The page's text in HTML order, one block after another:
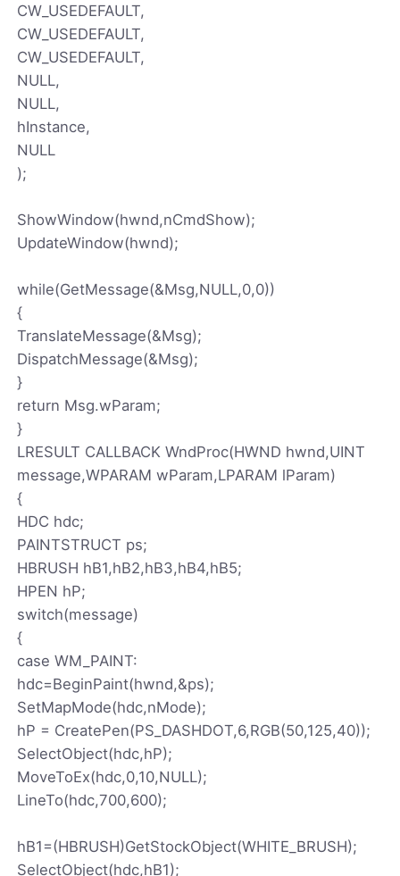
CW_USEDEFAULT,
CW_USEDEFAULT,
CW_USEDEFAULT,
NULL,
NULL,
hInstance,
NULL
);
ShowWindow(hwnd,nCmdShow);
UpdateWindow(hwnd);
while(GetMessage(&Msg,NULL,0,0))
{
TranslateMessage(&Msg);
DispatchMessage(&Msg);
}
return Msg.wParam;
}
LRESULT CALLBACK WndProc(HWND hwnd,UINT
message,WPARAM wParam,LPARAM lParam)
{
HDC hdc;
PAINTSTRUCT ps;
HBRUSH hB1,hB2,hB3,hB4,hB5;
HPEN hP;
switch(message)
{
case WM_PAINT:
hdc=BeginPaint(hwnd,&ps);
SetMapMode(hdc,nMode);
hP = CreatePen(PS_DASHDOT,6,RGB(50,125,40));
SelectObject(hdc,hP);
MoveToEx(hdc,0,10,NULL);
LineTo(hdc,700,600);
hB1=(HBRUSH)GetStockObject(WHITE_BRUSH);
SelectObject(hdc,hB1);